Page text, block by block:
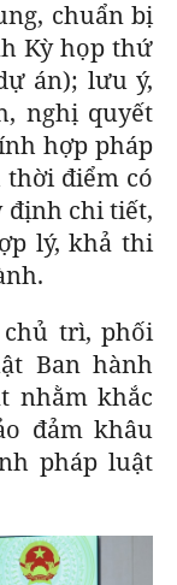
chuẩn bị
Kỳ họp thứ
án); lưu ý,
nghị quyết
hợp pháp
thời điểm có
định chi tiết,
lý, khả thi
trì, phối
Ban hành
nhằm khắc
đảm khâu
pháp luật